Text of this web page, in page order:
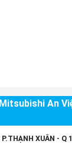
An
XUÂN - Q